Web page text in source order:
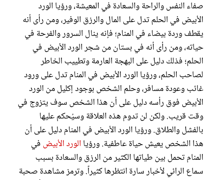
صفاء النفس والراحة والسعادة في المعيشة، ورؤيا الورد
الأبيض في الحلم تدل على المال والرزق الوفير، ومن رأى أنه
يقطف وردة بيضاء في المنام؛ فإنه ينال السرور والفرحة في
حياته، ومن رأى أنه في بستان من شجر الورد الأبيض في
الحلم؛ فذلك دليل على البهجة العارمة وتطييب الخاطر
لصاحب الحلم، ورؤيا الورد الأبيض في المنام تدل على ورود
غائب وعودة مسافر، وحلم الشخص بوجود إكليل من الورد
الأبيض فوق رأسه دليل على أن هذا الشخص سوف يتزوج في
وقت قريب. ولكن لن تدوم هذه العلاقة وسيُحكم عليها
بالفشل والطلاق. ورؤيا الورد الأبيض في المنام دليل على أن
هذا الشخص يعيش حياة عاطفية. ورؤيا الورد الأبيض في
المنام تحمل بين طياتها الكثير من الرزق والسعادة بسبب
سماع الرائي لأخبار سارة انتظرها كثيراً. وترمز مشاهدة صحبة